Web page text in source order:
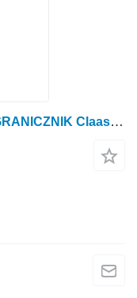
联合收割机 Claas Lexion 600 的 OGRANICZNIK Claas Lexion 600 限流器 0007435702（排气系统）